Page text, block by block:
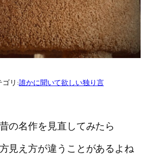
ゴリ:誰かに聞いて欲しい独り言
の名作を見直してみたら
見え方が違うことがあるよね